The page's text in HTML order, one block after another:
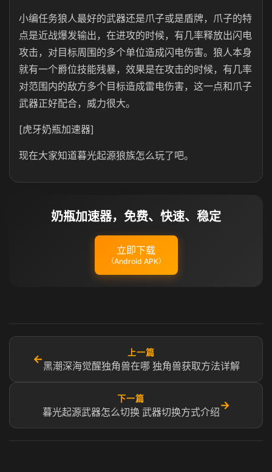
小编任务狼人最好的武器还是爪子或是盾牌，爪子的特
点是近战爆发输出，在进攻的时候，有几率释放出闪电
攻击，对目标周围的多个单位造成闪电伤害。狼人本身
就有一个爵位技能残暴，效果是在攻击的时候，有几率
对范围内的敌方多个目标造成雷电伤害，这一点和爪子
武器正好配合，威力很大。
[虎牙奶瓶加速器]
现在大家知道暮光起源狼族怎么玩了吧。
奶瓶加速器，免费、快速、稳定
立即下载
（Android APK）
←
上一篇
黑潮深海觉醒独角兽在哪 独角兽获取方法详解
下一篇
暮光起源武器怎么切换 武器切换方式介绍
→